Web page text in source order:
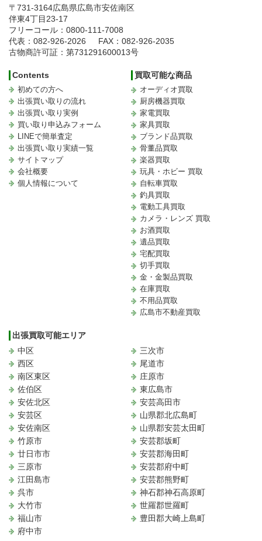
〒731-3164広島県広島市安佐南区
伴東4丁目23-17
フリーコール：0800-111-7008
代表：082-926-2026
FAX：082-926-2035
古物商許可証：第731291600013号
Contents
初めての方へ
出張買い取りの流れ
出張買い取り実例
買い取り申込みフォーム
LINEで簡単査定
出張買い取り実績一覧
サイトマップ
会社概要
個人情報について
買取可能な商品
オーディオ買取
厨房機器買取
家電買取
家具買取
ブランド品買取
骨董品買取
楽器買取
玩具・ホビー 買取
自転車買取
釣具買取
電動工具買取
カメラ・レンズ 買取
お酒買取
遺品買取
宅配買取
切手買取
金・金製品買取
在庫買取
不用品買取
広島市不動産買取
出張買取可能エリア
中区
西区
南区東区
佐伯区
安佐北区
安芸区
安佐南区
竹原市
廿日市市
三原市
江田島市
呉市
大竹市
福山市
府中市
三次市
尾道市
庄原市
東広島市
安芸高田市
山県郡北広島町
山県郡安芸太田町
安芸郡坂町
安芸郡海田町
安芸郡府中町
安芸郡熊野町
神石郡神石高原町
世羅郡世羅町
豊田郡大崎上島町